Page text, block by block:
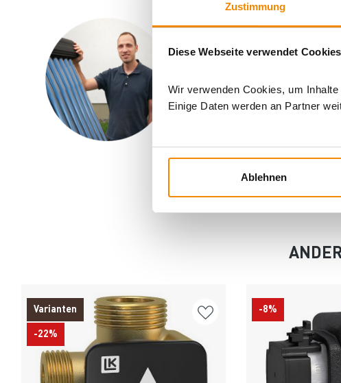
Zustimmung
Diese Webseite verwendet Cookies
Wir verwenden Cookies, um
Einige Daten werden an Partner
Ablehnen
Sven Klitzsch beschäftigt
Motto: Für jedes Problem
E-Mail:
[email protected]
Varianten
-22%
-8%